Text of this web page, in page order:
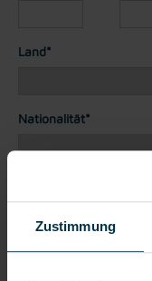
Zustimmung
Land*
Nationalität*
Dateianhänge (max.